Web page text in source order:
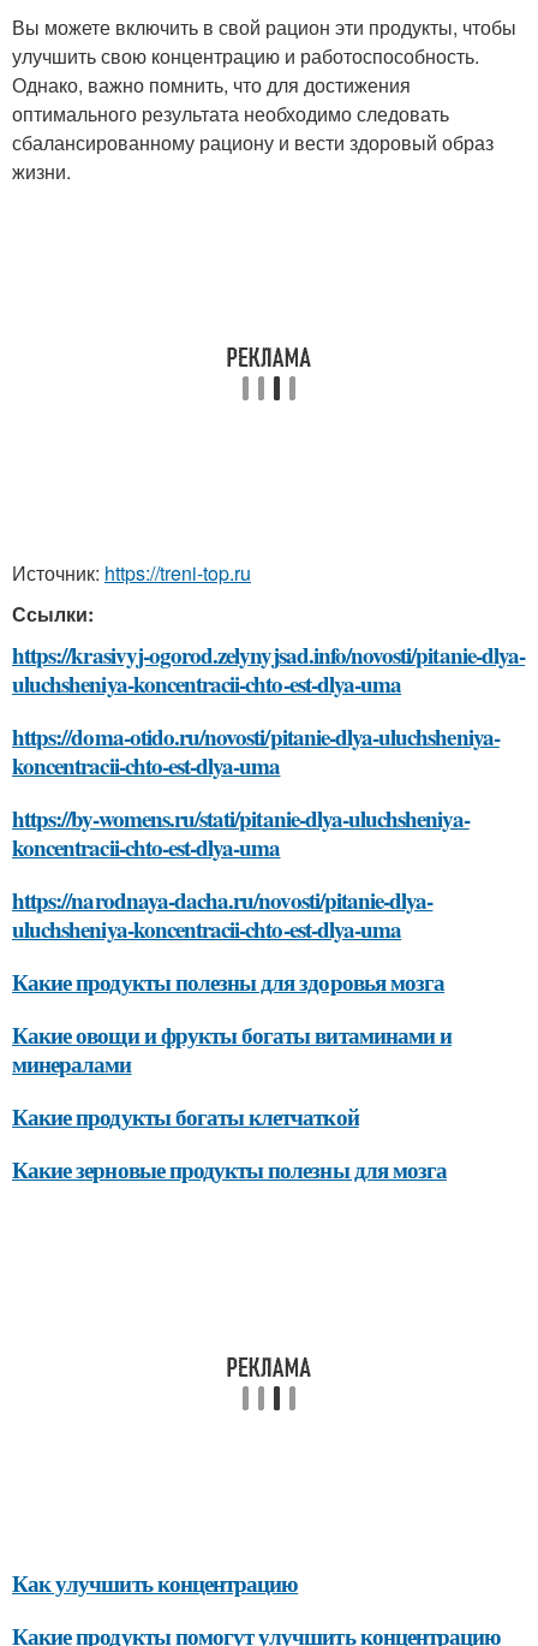
Вы можете включить в свой рацион эти продукты, чтобы
улучшить свою концентрацию и работоспособность.
Однако, важно помнить, что для достижения
оптимального результата необходимо следовать
сбалансированному рациону и вести здоровый образ
жизни.
Источник: https://treni-top.ru
Ссылки:
https://krasivyj-ogorod.zelynyjsad.info/novosti/pitanie-dlya-
uluchsheniya-koncentracii-chto-est-dlya-uma
https://doma-otido.ru/novosti/pitanie-dlya-uluchsheniya-
koncentracii-chto-est-dlya-uma
https://by-womens.ru/stati/pitanie-dlya-uluchsheniya-
koncentracii-chto-est-dlya-uma
https://narodnaya-dacha.ru/novosti/pitanie-dlya-
uluchsheniya-koncentracii-chto-est-dlya-uma
Какие продукты полезны для здоровья мозга
Какие овощи и фрукты богаты витаминами и
минералами
Какие продукты богаты клетчаткой
Какие зерновые продукты полезны для мозга
Как улучшить концентрацию
Какие продукты помогут улучшить концентрацию